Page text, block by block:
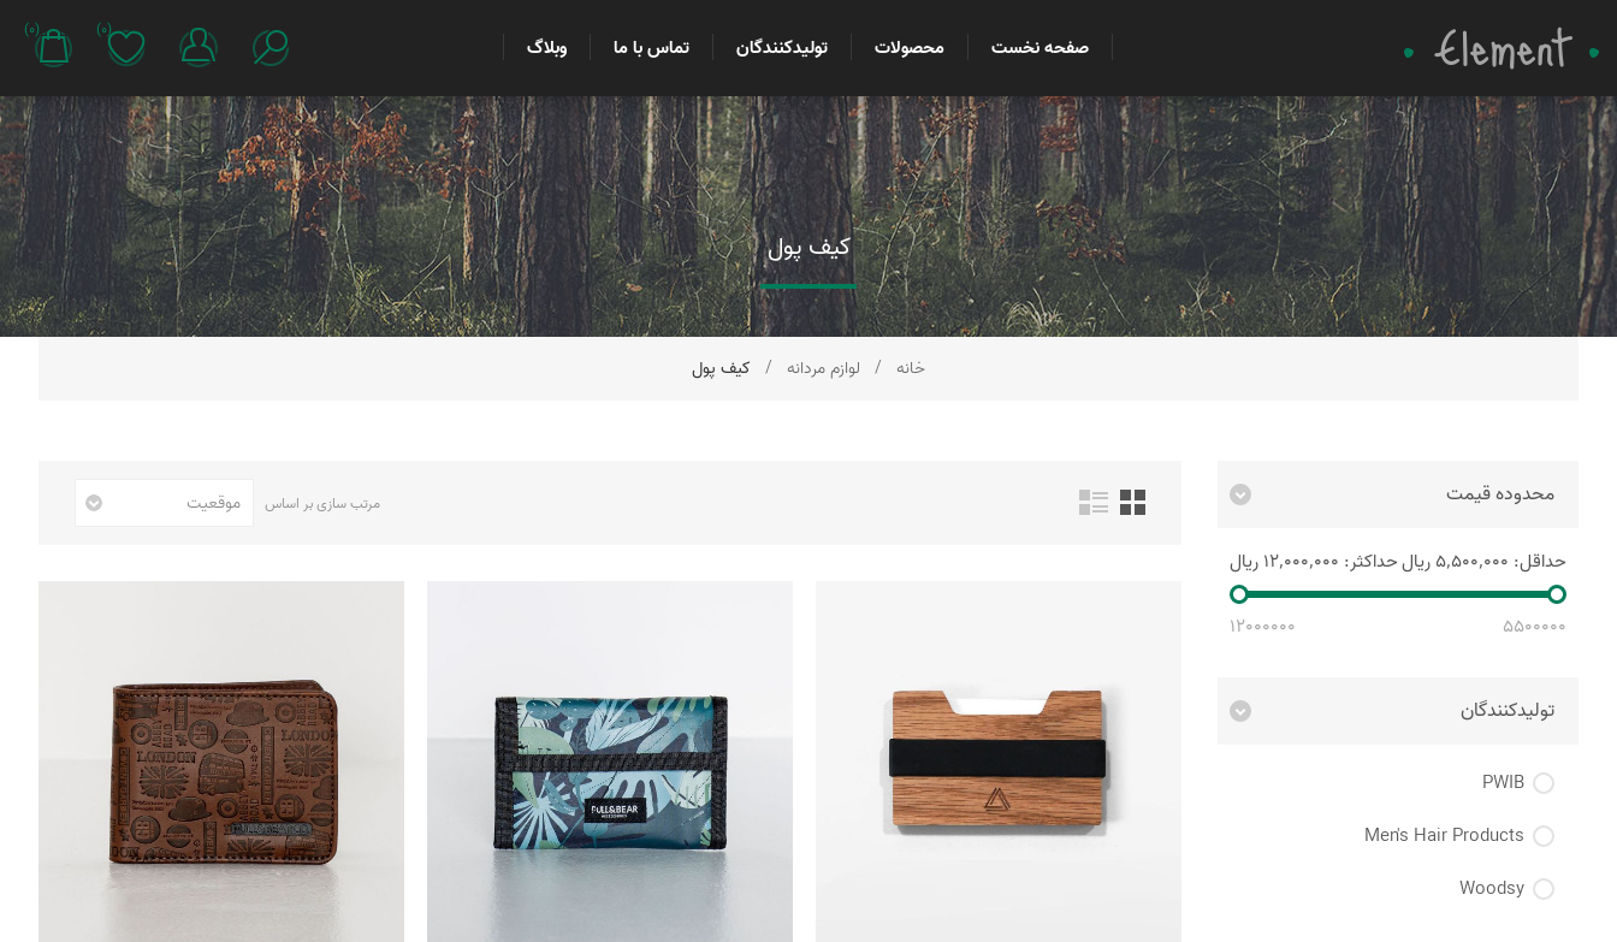
صفحه نخست محصولات تولیدکنندگان تماس با ما وبلاگ
(0)
(0)
خانه / لوازم مردانه / کیف پول
کیف پول
مرتب سازی بر اساس محدوده قیمت
حداقل: 5٬500٬000 ریال حداکثر: 12٬000٬000 ریال
5500000
12000000
تولیدکنندگان
PWIB
Men's Hair Products
Woodsy